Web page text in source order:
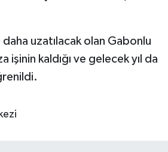
uzatılacak olan Gabonlu
işinin kaldığı ve gelecek yıl da